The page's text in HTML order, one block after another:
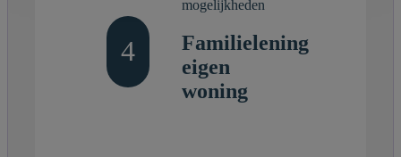
4
mogelijkheden
Familielening
eigen
woning